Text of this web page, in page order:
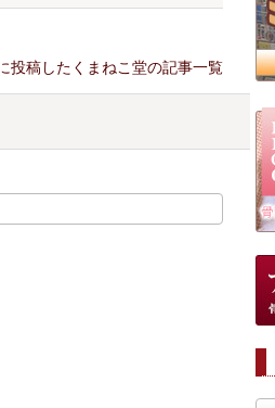
投稿したくまねこ堂の記事一覧